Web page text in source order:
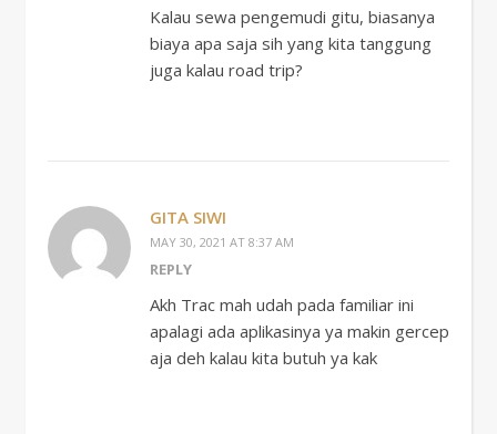
Kalau sewa pengemudi gitu, biasanya
biaya apa saja sih yang kita tanggung
juga kalau road trip?
GITA SIWI
MAY 30, 2021 AT 8:37 AM
REPLY
Akh Trac mah udah pada familiar ini
apalagi ada aplikasinya ya makin gercep
aja deh kalau kita butuh ya kak